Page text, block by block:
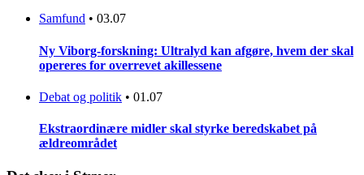
Samfund • 03.07
Ny Viborg-forskning: Ultralyd kan afgøre, hvem der skal
opereres for overrevet akillessene
Debat og politik • 01.07
Ekstraordinære midler skal styrke beredskabet på
ældreområdet